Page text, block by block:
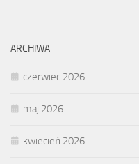
ARCHIWA
czerwiec 2026
maj 2026
kwiecień 2026